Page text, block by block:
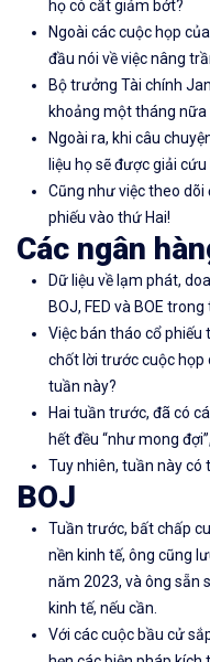
họ có cắt giảm bớt?
Ngoài các cuộc họp
đầu nói về việc nâng
Bộ trưởng Tài chính
khoảng một tháng
Ngoài ra, khi câu
liệu họ sẽ được giải
Cũng như việc theo
phiếu vào thứ Hai!
Các ngân
Dữ liệu về lạm phát,
BOJ, FED và BOE
Việc bán tháo cổ phiếu
chốt lời trước cuộc họp
tuần này?
Hai tuần trước, đã có
hết đều “như mong
Tuy nhiên, tuần này có
BOJ
Tuần trước, bất chấp
nền kinh tế, ông cũng
năm 2023, và ông sẵn
kinh tế, nếu cần.
Với các cuộc bầu cử